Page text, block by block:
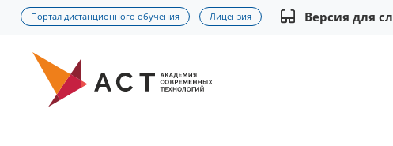
Портал дистанционного обучения Лицензия Версия для